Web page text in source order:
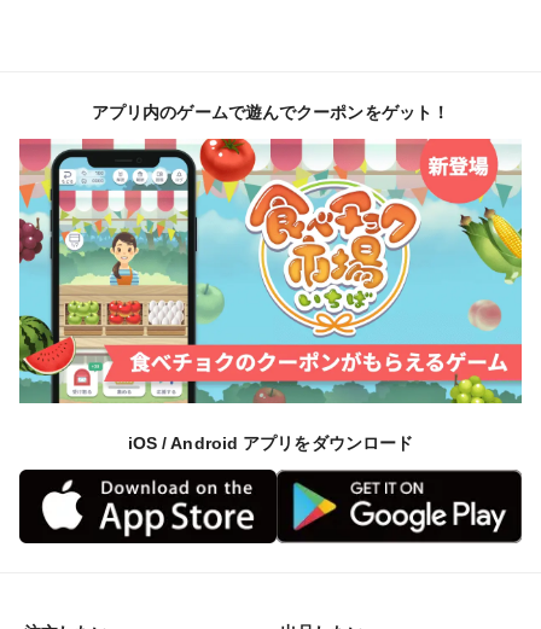
アプリ内のゲームで遊んでクーポンをゲット！
iOS / Android アプリをダウンロード